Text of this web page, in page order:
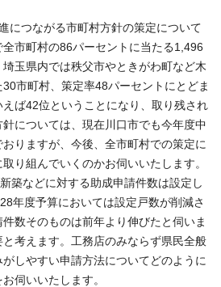
につながる市町村方針の策定について
市町村の86パーセントに当たる1,496
玉県内では秩父市やときがわ町など木
市町村、策定率48パーセントにとどま
ば42位ということになり、取り残され
については、現在川口市でも今年度中
りますが、今後、全市町村での策定に
り組んでいくのかお伺いいたします。
築などに対する助成申請件数は設定し
年度予算においては設定戸数が削減さ
数そのものは前年より伸びたと伺いま
考えます。工務店のみならず県民全般
しやすい申請方法についてどのように
伺いいたします。